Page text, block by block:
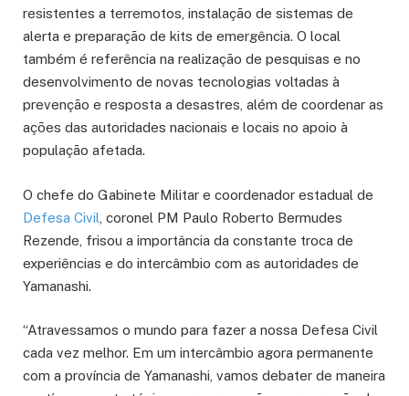
resistentes a terremotos, instalação de sistemas de
alerta e preparação de kits de emergência. O local
também é referência na realização de pesquisas e no
desenvolvimento de novas tecnologias voltadas à
prevenção e resposta a desastres, além de coordenar as
ações das autoridades nacionais e locais no apoio à
população afetada.
O chefe do Gabinete Militar e coordenador estadual de
Defesa Civil , coronel PM Paulo Roberto Bermudes
Rezende, frisou a importância da constante troca de
experiências e do intercâmbio com as autoridades de
Yamanashi.
“Atravessamos o mundo para fazer a nossa Defesa Civil
cada vez melhor. Em um intercâmbio agora permanente
com a província de Yamanashi, vamos debater de maneira